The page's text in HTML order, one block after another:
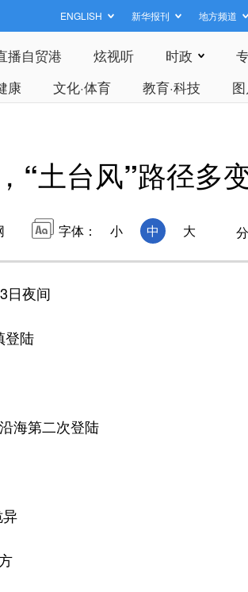
ENGLISH 新华报刊 地方频道
播自贸港 炫视听 时政
康 文化·体育 教育·科技
“土台风”路径多
字体： 小 中 大
日夜间
登陆
海第二次登陆
异